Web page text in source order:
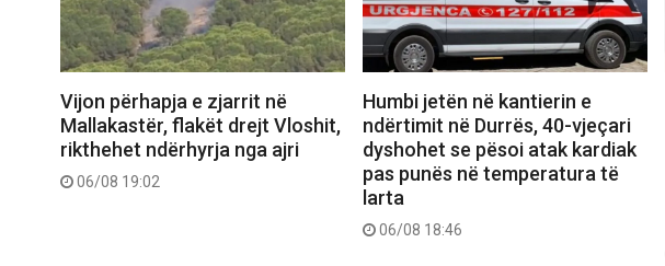
Vijon përhapja e zjarrit në
Mallakastër, flakët drejt Vloshit,
rikthehet ndërhyrja nga ajri
06/08 19:02
Humbi jetën në kantierin e
ndërtimit në Durrës, 40-vjeçari
dyshohet se pësoi atak kardiak
pas punës në temperatura të
larta
06/08 18:46